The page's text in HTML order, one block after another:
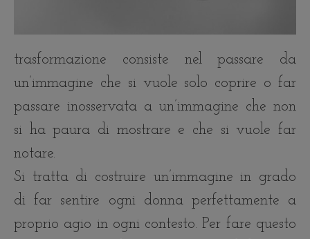
trasformazione consiste nel passare da
un’immagine che si vuole solo coprire o far
passare inosservata a un’immagine che non
si ha paura di mostrare e che si vuole far
notare.
Si tratta di costruire un’immagine in grado
di far sentire ogni donna perfettamente a
proprio agio in ogni contesto. Per fare questo